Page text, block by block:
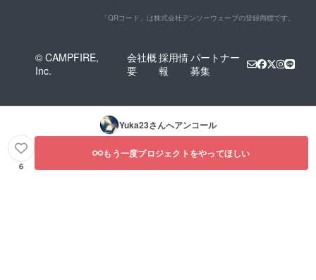
「QRコード」は株式会社デンソーウェーブの登録商標です。
© CAMPFIRE,
Inc.
会社概
要
採用情
報
パートナー
募集
Yuka23さんへアンコール
6
もう一度プロジェクトをやってほしい